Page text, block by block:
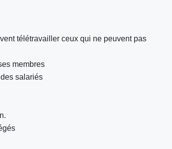
télétravailler ceux qui ne peuvent pas
membres
salariés